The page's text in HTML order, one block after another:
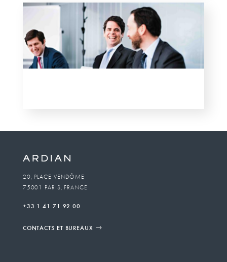
20, PLACE VENDÔME
75001 PARIS, FRANCE
+33 1 41 71 92 00
CONTACTS ET BUREAUX